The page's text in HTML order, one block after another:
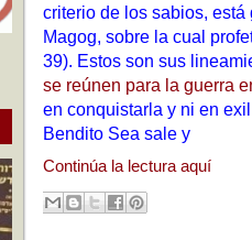
criterio de los sabios,
Magog, sobre la cual
39). Estos son sus
se reúnen para la guerra
en conquistarla y ni en
Bendito Sea sale y
Continúa la lectura aquí